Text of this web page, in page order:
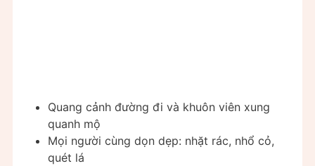
Quang cảnh đường đi và khuôn viên xung
quanh mộ
Mọi người cùng dọn dẹp: nhặt rác, nhổ cỏ,
quét lá